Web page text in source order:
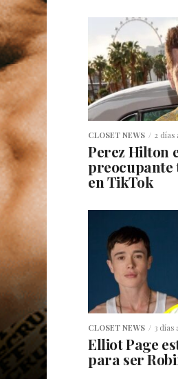
CLOSET NEWS 2 días
Perez Hilton
preocupante
en TikTok
CLOSET NEWS 3 días
Elliot Page
para ser